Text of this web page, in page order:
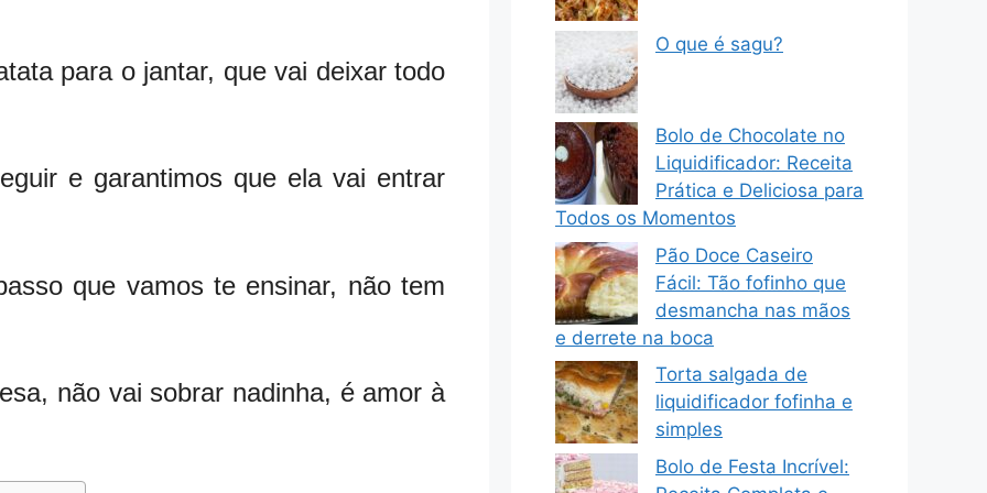
para o jantar, que vai deixar todo
e garantimos que ela vai entrar
que vamos te ensinar, não tem
não vai sobrar nadinha, é amor à
O que é sagu?
Bolo de Chocolate no
Liquidificador: Receita
Prática e Deliciosa para
Todos os Momentos
Pão Doce Caseiro
Fácil: Tão fofinho que
desmancha nas mãos
e derrete na boca
Torta salgada de
liquidificador fofinha e
simples
Bolo de Festa Incrível: